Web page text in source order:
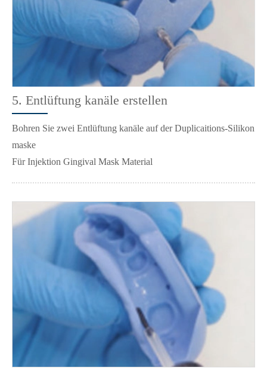
5. Entlüftung kanäle erstellen
Bohren Sie zwei Entlüftung kanäle auf der Duplicaitions-Silikon
maske
Für Injektion Gingival Mask Material